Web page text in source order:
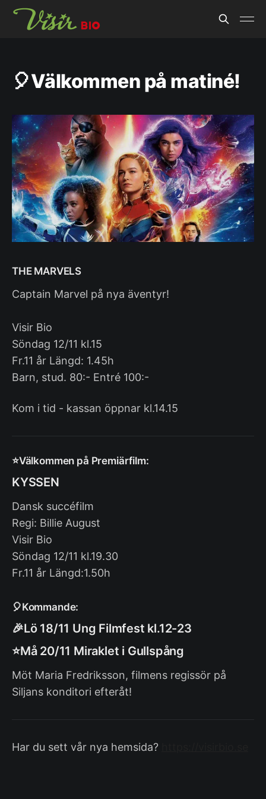
🎈Välkommen på matiné!
THE MARVELS
Captain Marvel på nya äventyr!
Visir Bio
Söndag 12/11 kl.15
Fr.11 år Längd: 1.45h
Barn, stud. 80:- Entré 100:-
Kom i tid - kassan öppnar kl.14.15
⭐️Välkommen på Premiärfilm:
KYSSEN
Dansk succéfilm
Regi: Billie August
Visir Bio
Söndag 12/11 kl.19.30
Fr.11 år Längd:1.50h
🎈Kommande:
🎉Lö 18/11 Ung Filmfest kl.12-23
⭐️Må 20/11 Miraklet i Gullspång
Möt Maria Fredriksson, filmens regissör på
Siljans konditori efteråt!
Har du sett vår nya hemsida?